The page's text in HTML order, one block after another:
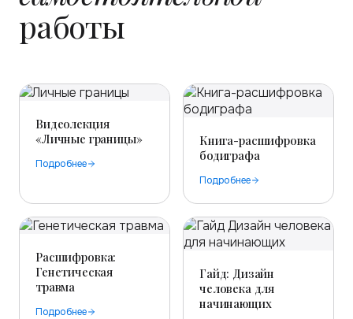
работы
Видеолекция
«Личные границы»
Подробнее
Книга-расшифровка
бодиграфа
Подробнее
Расшифровка:
Генетическая
травма
Подробнее
Гайд: Дизайн
человека для
начинающих